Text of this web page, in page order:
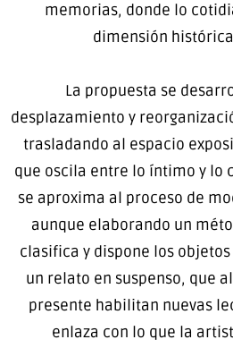
memorias, donde lo
dimensión
La propuesta se
desplazamiento y
trasladando al espacio
que oscila entre lo íntimo y lo
se aproxima al proceso de
aunque elaborando un
clasifica y dispone los
un relato en suspenso, que
presente habilitan nuevas
enlaza con lo que la